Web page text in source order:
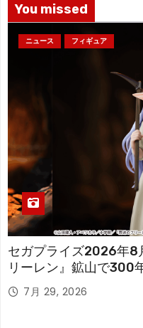
You missed
ニュース フィギュア
セガプライズ2026年8
リーレン』鉱山で300
「フリーレン」を立体
7月 29, 2026